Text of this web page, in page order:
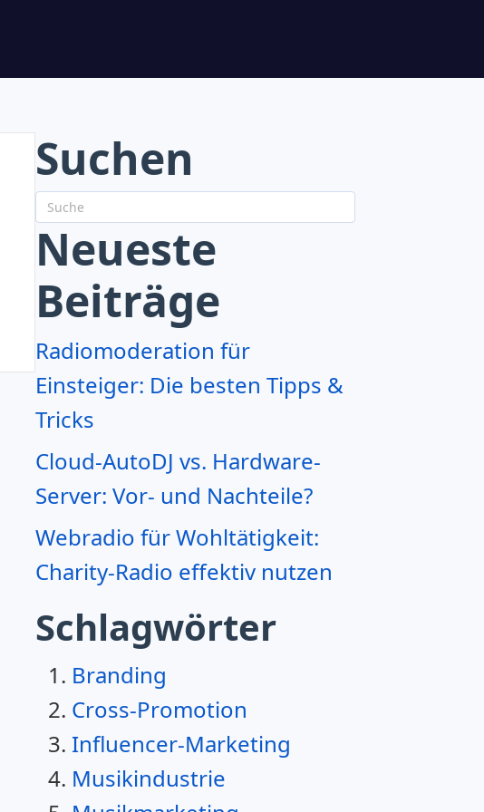
Suchen
Neueste
Beiträge
Radiomoderation für
Einsteiger: Die besten Tipps &
Tricks
Cloud-AutoDJ vs. Hardware-
Server: Vor- und Nachteile?
Webradio für Wohltätigkeit:
Charity-Radio effektiv nutzen
Schlagwörter
Branding
Cross-Promotion
Influencer-Marketing
Musikindustrie